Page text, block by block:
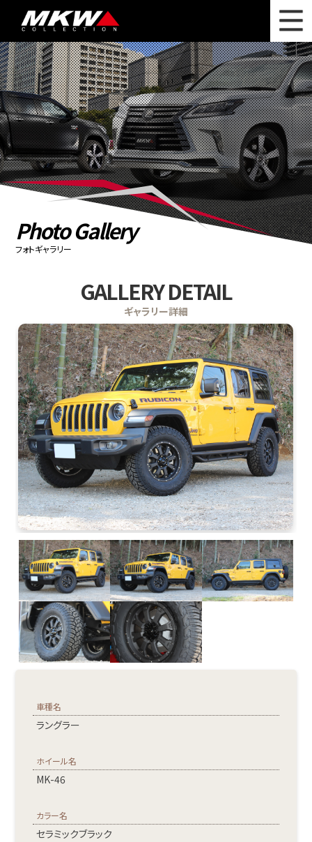
WHAT'S NEW ニュース
WHEEL LINEUP ホイールラインナップ
OTHER PRODUCT 関連製品
PHOTO GALLERY フォトギャラリー
カタログ請求
PRIVACY POLICY 個人情報保護方針
Photo Gallery
フォトギャラリー
GALLERY DETAIL
ギャラリー詳細
車種名
ラングラー
ホイール名
MK-46
カラー名
セラミックブラック